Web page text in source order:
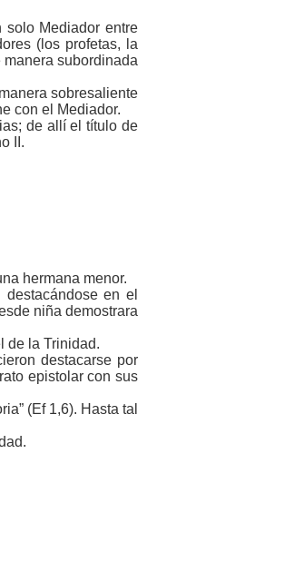
solo Mediador entre
(los profetas, la
subordinada
sobresaliente
con el Mediador.
de allí el título de
II.
hermana menor.
en el
niña demostrara
de la Trinidad.
destacarse por
epistolar con sus
(Ef 1,6). Hasta tal